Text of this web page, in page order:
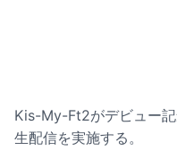
Kis-My-Ft2がデビュー
生配信を実施する。